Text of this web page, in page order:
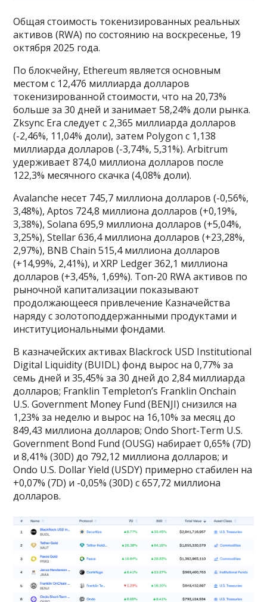
Общая стоимость токенизированных реальных
активов (RWA) по состоянию на воскресенье, 19
октября 2025 года.
По блокчейну, Ethereum является основным
местом с 12,476 миллиарда долларов
токенизированной стоимости, что на 20,73%
больше за 30 дней и занимает 58,24% доли рынка.
Zksync Era следует с 2,365 миллиарда долларов
(-2,46%, 11,04% доли), затем Polygon с 1,138
миллиарда долларов (-3,74%, 5,31%). Arbitrum
удерживает 874,0 миллиона долларов после
122,3% месячного скачка (4,08% доли).
Avalanche несет 745,7 миллиона долларов (-0,56%,
3,48%), Aptos 724,8 миллиона долларов (+0,19%,
3,38%), Solana 695,9 миллиона долларов (+5,04%,
3,25%), Stellar 636,4 миллиона долларов (+23,28%,
2,97%), BNB Chain 515,4 миллиона долларов
(+14,99%, 2,41%), и XRP Ledger 362,1 миллиона
долларов (+3,45%, 1,69%). Топ-20 RWA активов по
рыночной капитализации показывают
продолжающееся привлечение Казначейства
наряду с золотоподдержанными продуктами и
институциональными фондами.
В казначейских активах Blackrock USD Institutional
Digital Liquidity (BUIDL) фонд вырос на 0,77% за
семь дней и 35,45% за 30 дней до 2,84 миллиарда
долларов; Franklin Templeton’s Franklin Onchain
U.S. Government Money Fund (BENJI) снизился на
1,23% за неделю и вырос на 16,10% за месяц до
849,43 миллиона долларов; Ondo Short-Term U.S.
Government Bond Fund (OUSG) набирает 0,65% (7D)
и 8,41% (30D) до 792,12 миллиона долларов; и
Ondo U.S. Dollar Yield (USDY) примерно стабилен на
+0,07% (7D) и -0,05% (30D) с 657,72 миллиона
долларов.